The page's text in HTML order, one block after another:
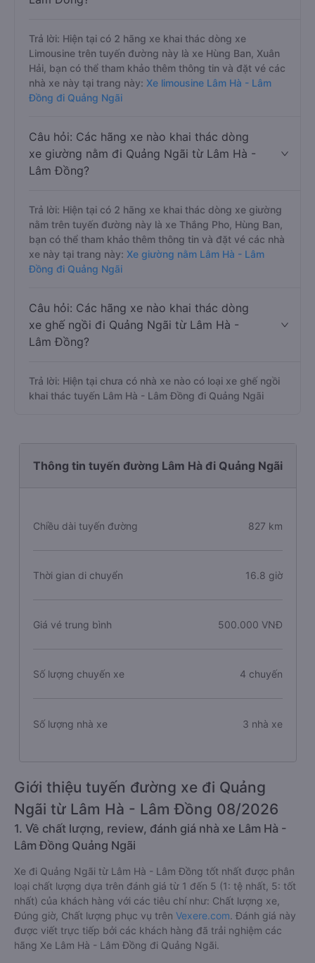
Trả lời: Hiện tại có 2 hãng xe khai thác dòng xe
Limousine trên tuyến đường này là xe Hùng Ban, Xuân
Hải, bạn có thể tham khảo thêm thông tin và đặt vé các
nhà xe này tại trang này: Xe limousine Lâm Hà - Lâm
Đồng đi Quảng Ngãi
Câu hỏi: Các hãng xe nào khai thác dòng
xe giường nằm đi Quảng Ngãi từ Lâm Hà -
Lâm Đồng?
Trả lời: Hiện tại có 2 hãng xe khai thác dòng xe giường
nằm trên tuyến đường này là xe Thắng Pho, Hùng Ban,
bạn có thể tham khảo thêm thông tin và đặt vé các nhà
xe này tại trang này: Xe giường nằm Lâm Hà - Lâm
Đồng đi Quảng Ngãi
Câu hỏi: Các hãng xe nào khai thác dòng
xe ghế ngồi đi Quảng Ngãi từ Lâm Hà -
Lâm Đồng?
Trả lời: Hiện tại chưa có nhà xe nào có loại xe ghế ngồi
khai thác tuyến Lâm Hà - Lâm Đồng đi Quảng Ngãi
Thông tin tuyến đường Lâm Hà đi Quảng Ngãi
Chiều dài tuyến đường 827 km
Thời gian di chuyển 16.8 giờ
Giá vé trung bình 500.000 VNĐ
Số lượng chuyến xe 4 chuyến
Số lượng nhà xe 3 nhà xe
Giới thiệu tuyến đường xe đi Quảng
Ngãi từ Lâm Hà - Lâm Đồng 08/2026
1. Về chất lượng, review, đánh giá nhà xe Lâm Hà -
Lâm Đồng Quảng Ngãi
Xe đi Quảng Ngãi từ Lâm Hà - Lâm Đồng tốt nhất được phân
loại chất lượng dựa trên đánh giá từ 1 đến 5 (1: tệ nhất, 5: tốt
nhất) của khách hàng với các tiêu chí như: Chất lượng xe,
Đúng giờ, Chất lượng phục vụ trên Vexere.com. Đánh giá này
được viết trực tiếp bởi các khách hàng đã trải nghiệm các
hãng Xe Lâm Hà - Lâm Đồng đi Quảng Ngãi.